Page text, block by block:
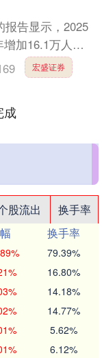
告显示，2025
加16.1万人；
点，连....
宏盛证券
成
股流出
换手率
换手率
79.39%
16.80%
14.18%
14.77%
5.62%
6.12%